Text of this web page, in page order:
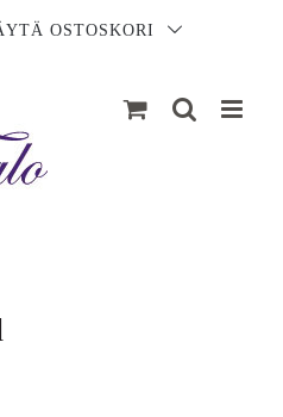
OSTOSKORI